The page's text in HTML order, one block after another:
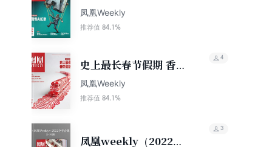
凤凰周刊2026年第4期
凤凰Weekly
推荐值 84.1%
史上最长春节假期 香港
凤凰周刊2026年第6期
凤凰Weekly
推荐值 84.1%
4
凤凰weekly（2022年
3